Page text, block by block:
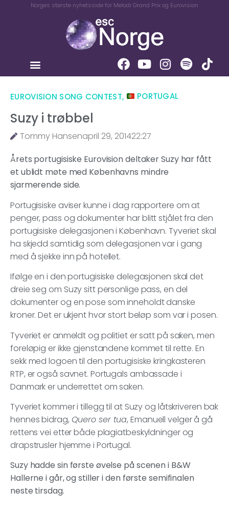
Norges største nyhetsside for Melodi Grand Prix og Eurovision
EUROVISION SONG CONTEST, PORTUGAL
Suzy i trøbbel
Tommy Hansenapril 29, 201422:27
Årets portugisiske Eurovision deltaker Suzy har fått
et ublidt møte med Københavns mindre
sjarmerende side.
Portugisiske aviser kunne i dag rapportere om at
penger, pass og dokumenter har blitt stjålet fra den
portugisiske delegasjonen i København. Tyveriet skal
ha skjedd samtidig som delegasjonen var i gang
med å sjekke inn på hotellet.
Ifølge en i den portugisiske delegasjonen skal det
dreie seg om Suzy sitt personlige pass, en del
dokumenter og en pose som inneholdt danske
kroner. Det er ukjent hvor stort beløp som var i posen.
Tyveriet er anmeldt og politiet er satt på saken, men
foreløpig er ikke gjenstandene kommet til rette. En
sekk med logoen til den portugisiske kringkasteren
RTP, er også savnet. Portugals ambassade i
Danmark er underrettet om saken.
Tyveriet kommer i tillegg til at Suzy og låtskriveren bak
hennes bidrag, Quero ser tua, Emanuell velger å gå
rettens vei etter både plagiatbeskyldninger og
drapstrusler hjemme i Portugal.
Suzy hadde sin første øvelse på scenen i B&W
Hallerne i går, og stiller i den første semifinalen
neste tirsdag.